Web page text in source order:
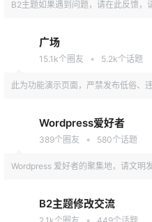
B2主题如果遇到问题，请在此反馈，
广场
15.1k个圈友 • 5.2k个话题
此为功能演示页面，严禁发布低俗、
Wordpress爱好者
389个圈友 • 580个话题
Wordpress 爱好者的聚集地，请文明
B2主题修改交流